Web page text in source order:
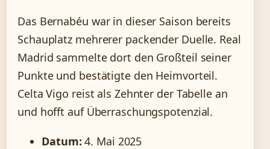
Das Bernabéu war in dieser Saison bereits
Schauplatz mehrerer packender Duelle. Real
Madrid sammelte dort den Großteil seiner
Punkte und bestätigte den Heimvorteil.
Celta Vigo reist als Zehnter der Tabelle an
und hofft auf Überraschungspotenzial.
Datum: 4. Mai 2025